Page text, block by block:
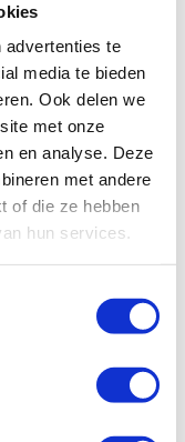
advertenties te
media te bieden
Ook delen we
met onze
en analyse. Deze
met andere
of die ze hebben
hun services.